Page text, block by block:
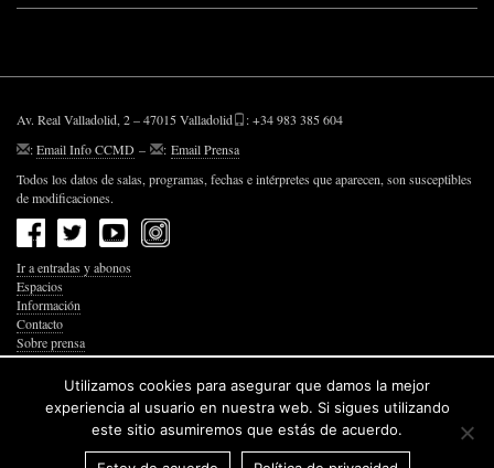
Av. Real Valladolid, 2 – 47015 Valladolid
: +34 983 385 604
:Email Info CCMD – : Email Prensa
Todos los datos de salas, programas, fechas e intérpretes que aparecen, son susceptibles
de modificaciones.
Ir a entradas y abonos
Espacios
Información
Contacto
Sobre prensa
Política de Privacidad
Política de Cookies
Accesibilidad Web
Utilizamos cookies para asegurar que damos la mejor
experiencia al usuario en nuestra web. Si sigues utilizando
este sitio asumiremos que estás de acuerdo.